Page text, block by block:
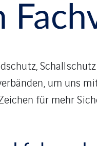
um uns
für mehr